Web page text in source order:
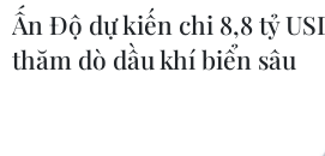
Ấn Độ dự kiến chi 8,8 tỷ
thăm dò dầu khí biển sâu